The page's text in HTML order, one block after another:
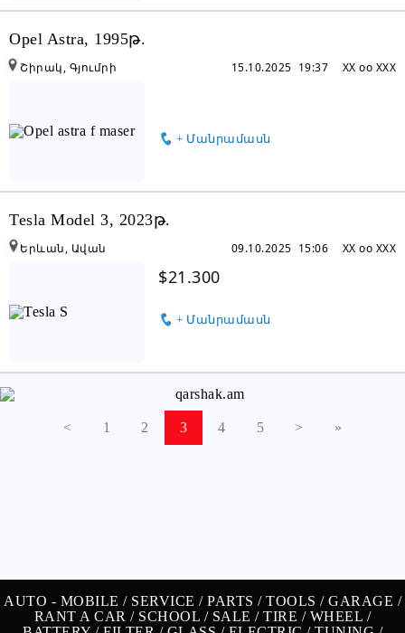
Opel Astra, 1995թ.
+ Մանրամասն
XX oo XXX
15.10.2025 19:37
Շիրակ, Գյումրի
Tesla Model 3, 2023թ.
$21.300
+ Մանրամասն
XX oo XXX
09.10.2025 15:06
Երևան, Ավան
< 1 2 3 4 5 > »
AUTO - MOBILE / SERVICE / PARTS / TOOLS / GARAGE /
RANT A CAR / SCHOOL / SALE /TIRE / WHEEL /